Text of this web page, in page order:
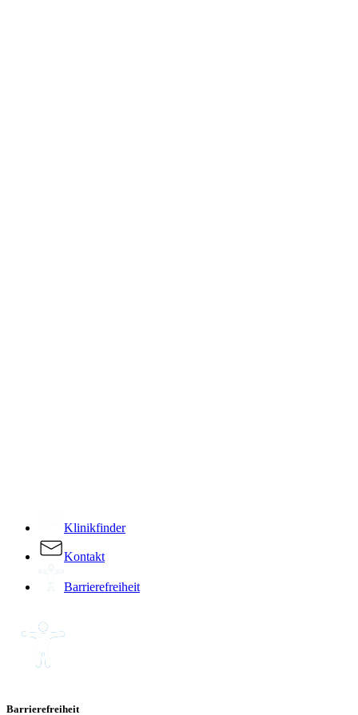
Klinikfinder
Kontakt
Barrierefreiheit
Barrierefreiheit